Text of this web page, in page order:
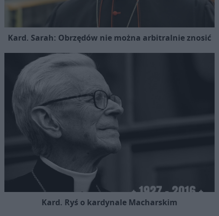
Kard. Sarah: Obrzędów nie można arbitralnie znosić
Kard. Ryś o kardynale Macharskim